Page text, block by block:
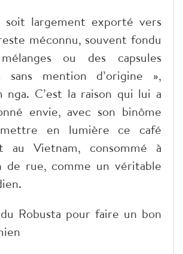
soit largement exporté vers
méconnu, souvent fondu
ou des capsules
sans mention d’origine »,
nga. C’est la raison qui lui a
envie, avec son binôme
en lumière ce café
au Vietnam, consommé à
de rue, comme un véritable
Robusta pour faire un bon